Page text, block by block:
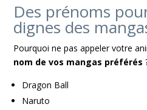
Des prénoms
dignes des
Pourquoi ne pas appeler votre
nom de vos mangas préférés
Dragon Ball
Naruto